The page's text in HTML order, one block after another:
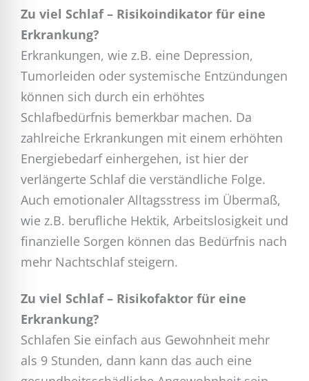
Zu viel Schlaf – Risikoindikator für eine
Erkrankung?
Erkrankungen, wie z.B. eine Depression,
Tumorleiden oder systemische Entzündungen
können sich durch ein erhöhtes
Schlafbedürfnis bemerkbar machen. Da
zahlreiche Erkrankungen mit einem erhöhten
Energiebedarf einhergehen, ist hier der
verlängerte Schlaf die verständliche Folge.
Auch emotionaler Alltagsstress im Übermaß,
wie z.B. berufliche Hektik, Arbeitslosigkeit und
finanzielle Sorgen können das Bedürfnis nach
mehr Nachtschlaf steigern.
Zu viel Schlaf – Risikofaktor für eine
Erkrankung?
Schlafen Sie einfach aus Gewohnheit mehr
als 9 Stunden, dann kann das auch eine